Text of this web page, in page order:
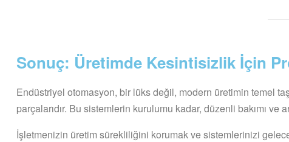
Sonuç: Üretimde Kesintisizlik İçin
Endüstriyel otomasyon, bir lüks değil, modern üretimin temel
parçalarıdır. Bu sistemlerin kurulumu kadar, düzenli bakımı
İşletmenizin üretim sürekliliğini korumak ve sistemlerinizi